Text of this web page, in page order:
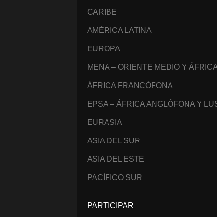
CARIBE
AMÉRICA LATINA
EUROPA
MENA – ORIENTE MEDIO Y
ÁFRICA FRANCÓFONA
EPSA – ÁFRICA ANGLÓFONA Y
EURASIA
ASIA DEL SUR
ASIA DEL ESTE
PACÍFICO SUR
PARTICIPAR